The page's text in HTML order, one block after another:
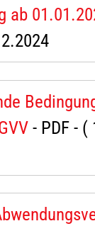
ab
- PDF - (